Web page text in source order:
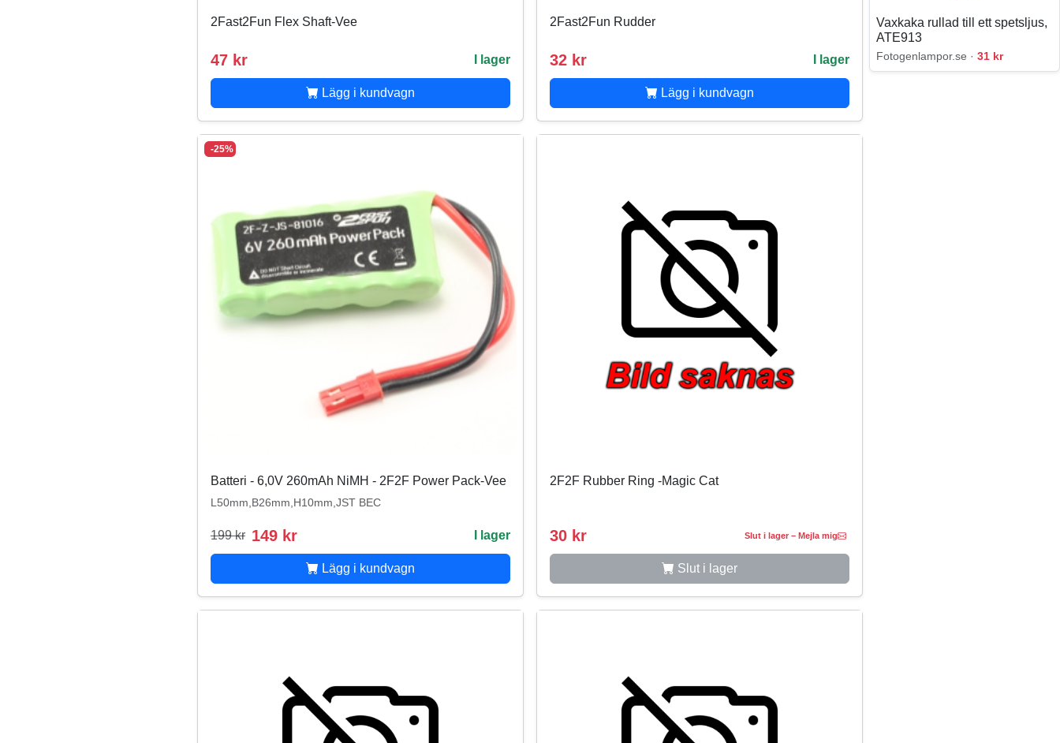
2Fast2Fun Flex Shaft-Vee
47 kr I lager
Lägg i kundvagn
2Fast2Fun Rudder
32 kr I lager
Lägg i kundvagn
-25%
Batteri - 6,0V 260mAh NiMH - 2F2F Power Pack-Vee
L50mm,B26mm,H10mm,JST BEC
199 kr 149 kr I lager
Lägg i kundvagn
2F2F Rubber Ring -Magic Cat
30 kr Slut i lager – Mejla mig
Slut i lager
Vaxkaka rullad till ett spetsljus,
ATE913
Fotogenlampor.se ·31 kr